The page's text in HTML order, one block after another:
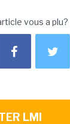
vous a plu?
LMI